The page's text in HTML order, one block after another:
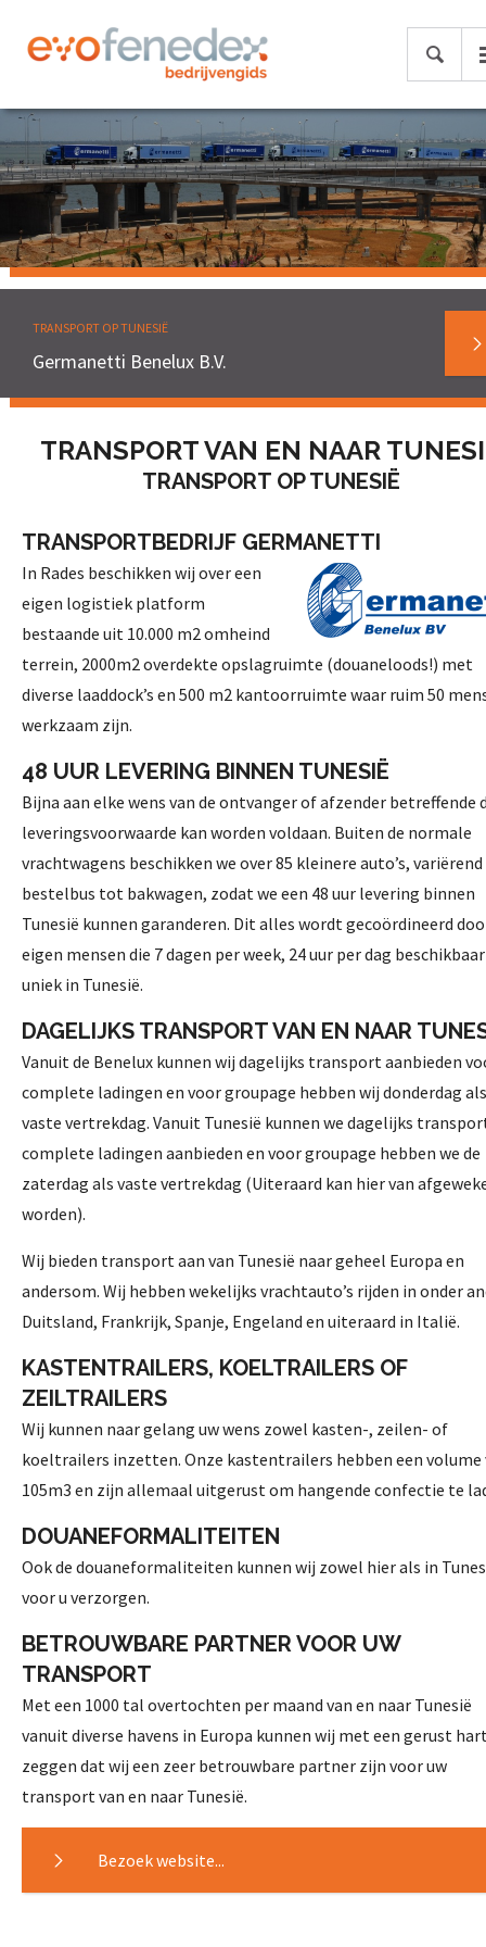
TRANSPORT OP TUNESIË
Germanetti Benelux B.V.
TRANSPORT VAN EN NAAR
TRANSPORT OP TUNESIË
TRANSPORTBEDRIJF GERMANETTI
In Rades beschikken wij over een
eigen logistiek platform
bestaande uit 10.000 m2 omheind
terrein, 2000m2 overdekte opslagruimte (douaneloods!) met
diverse laaddock’s en 500 m2 kantoorruimte waar ruim 50
werkzaam zijn.
48 UUR LEVERING BINNEN TUNESIË
Bijna aan elke wens van de ontvanger of afzender betreffende
leveringsvoorwaarde kan worden voldaan. Buiten de normale
vrachtwagens beschikken we over 85 kleinere auto’s, variërend
bestelbus tot bakwagen, zodat we een 48 uur levering binnen
Tunesië kunnen garanderen. Dit alles wordt gecoördineerd
eigen mensen die 7 dagen per week, 24 uur per dag
uniek in Tunesië.
DAGELIJKS TRANSPORT VAN EN NAAR
Vanuit de Benelux kunnen wij dagelijks transport aanbieden
complete ladingen en voor groupage hebben wij donderdag als
vaste vertrekdag. Vanuit Tunesië kunnen we dagelijks
complete ladingen aanbieden en voor groupage hebben we de
zaterdag als vaste vertrekdag (Uiteraard kan hier van
worden).
Wij bieden transport aan van Tunesië naar geheel Europa en
andersom. Wij hebben wekelijks vrachtauto’s rijden in onder
Duitsland, Frankrijk, Spanje, Engeland en uiteraard in Italië.
KASTENTRAILERS, KOELTRAILERS OF
ZEILTRAILERS
Wij kunnen naar gelang uw wens zowel kasten-, zeilen- of
koeltrailers inzetten. Onze kastentrailers hebben een volume
105m3 en zijn allemaal uitgerust om hangende confectie te
DOUANEFORMALITEITEN
Ook de douaneformaliteiten kunnen wij zowel hier als in
voor u verzorgen.
BETROUWBARE PARTNER VOOR UW
TRANSPORT
Met een 1000 tal overtochten per maand van en naar Tunesië
vanuit diverse havens in Europa kunnen wij met een gerust
zeggen dat wij een zeer betrouwbare partner zijn voor uw
transport van en naar Tunesië.
Bezoek website...